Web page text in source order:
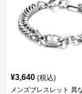
¥3,640 (税込)
メンズブレスレット 異